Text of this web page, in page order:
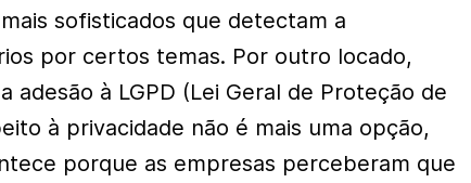
sofisticados que detectam a
por certos temas. Por outro locado,
adesão à LGPD (Lei Geral de Proteção de
à privacidade não é mais uma opção,
porque as empresas perceberam que